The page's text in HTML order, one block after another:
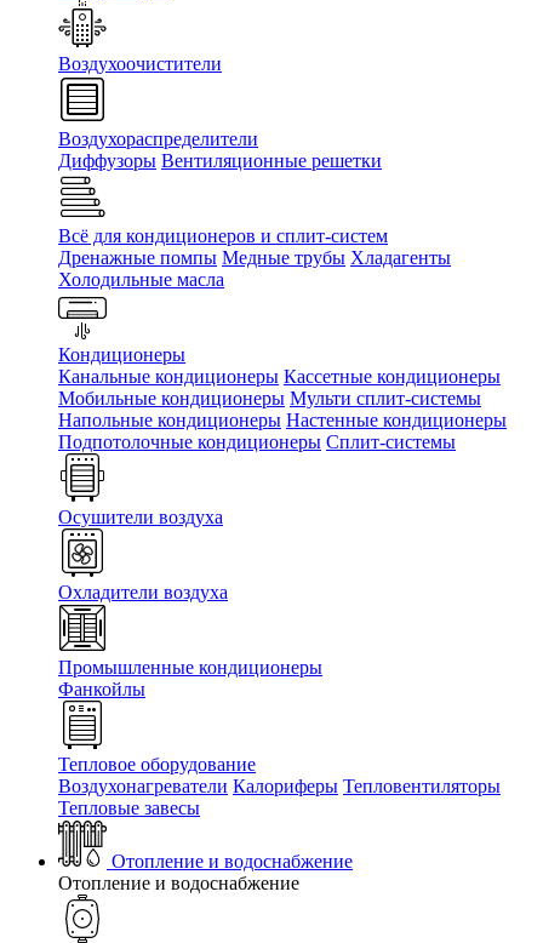
Воздухоочистители
Воздухораспределители
Диффузоры Вентиляционные решетки
Всё для кондиционеров и сплит-систем
Дренажные помпы Медные трубы Хладагенты
Холодильные масла
Кондиционеры
Канальные кондиционеры Кассетные кондиционеры
Мобильные кондиционеры Мульти сплит-системы
Напольные кондиционеры Настенные кондиционеры
Подпотолочные кондиционеры Сплит-системы
Осушители воздуха
Охладители воздуха
Промышленные кондиционеры
Фанкойлы
Тепловое оборудование
Воздухонагреватели Калориферы Тепловентиляторы
Тепловые завесы
Отопление и водоснабжение
Отопление и водоснабжение